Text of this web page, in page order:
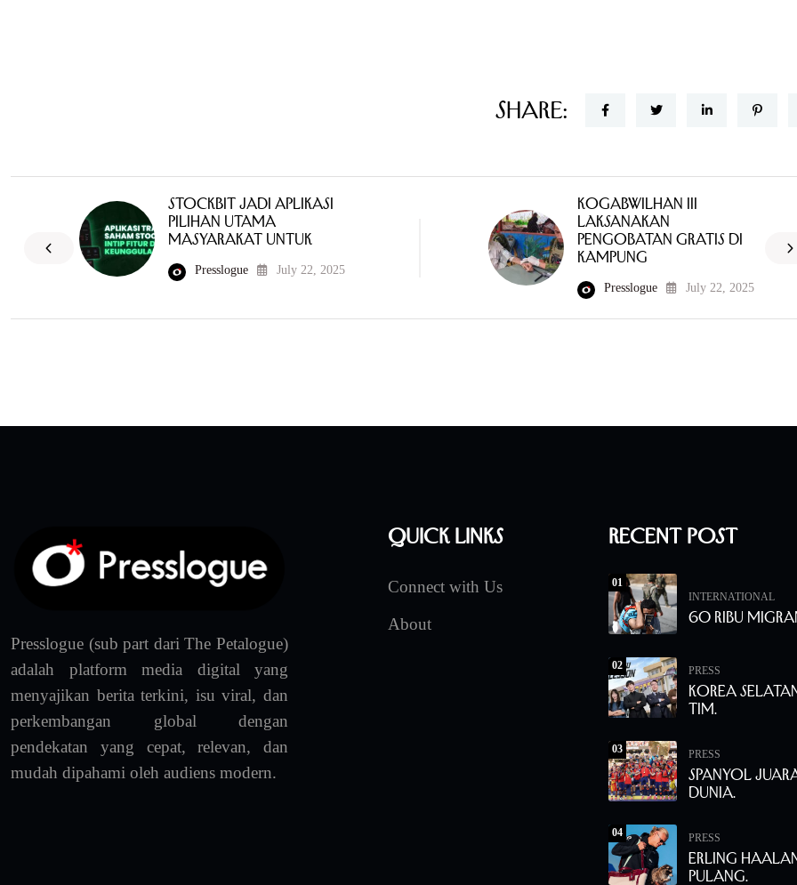
Share:
Stockbit Jadi Aplikasi
Pilihan Utama
Masyarakat Untuk
Presslogue July 22, 2025
KOGABWILHAN III
Laksanakan
Pengobatan Gratis di
Kampung
Presslogue July 22, 2025
Presslogue (sub part dari The Petalogue)
adalah platform media digital yang
menyajikan berita terkini, isu viral, dan
perkembangan global dengan
pendekatan yang cepat, relevan, dan
mudah dipahami oleh audiens modern.
Quick Links
Connect with Us
About
Recent Post
01
INTERNATIONAL
60 Ribu
02 PRESS
Korea
Tim.
03 PRESS
Spanyol
Dunia.
04 PRESS
Erling
Pulang.